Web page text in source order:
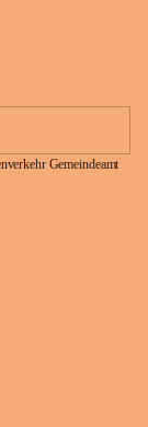
Gemeindeamt